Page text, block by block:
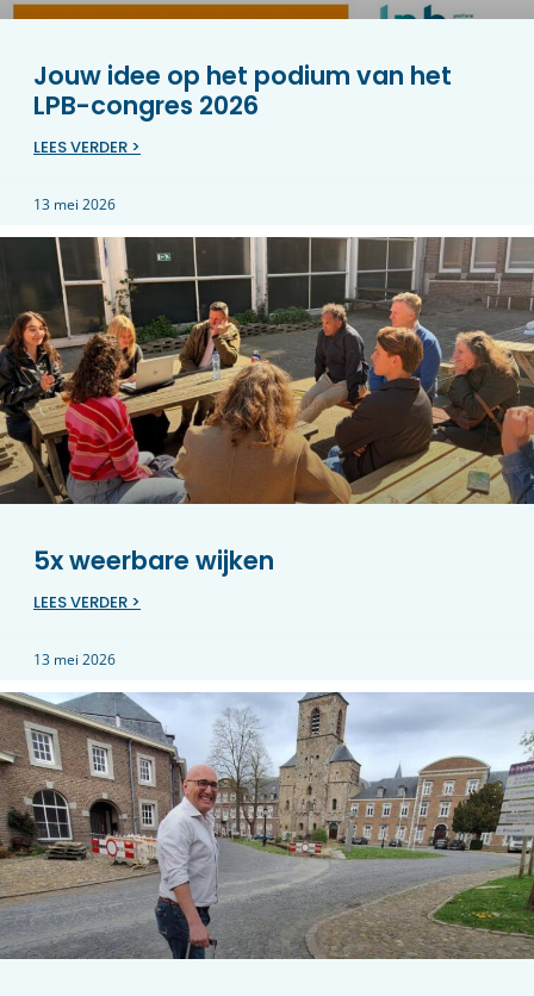
Jouw idee op het podium van het
LPB-congres 2026
LEES VERDER >
13 mei 2026
5x weerbare wijken
LEES VERDER >
13 mei 2026